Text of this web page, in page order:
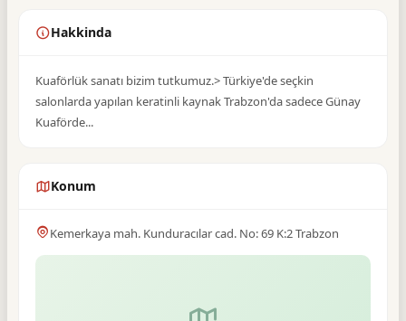
Hakkinda
Kuaförlük sanatı bizim tutkumuz.> Türkiye'de seçkin
salonlarda yapılan keratinli kaynak Trabzon'da sadece Günay
Kuaförde...
Konum
Kemerkaya mah. Kunduracılar cad. No: 69 K:2 Trabzon